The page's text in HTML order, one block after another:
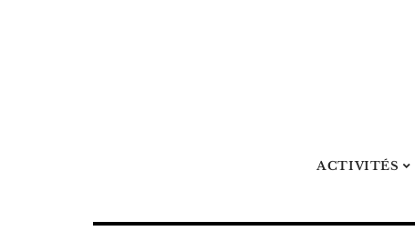
ACTIVITÉS